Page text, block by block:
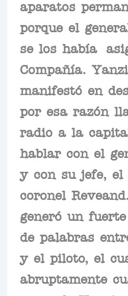
aparatos
porque el
se los había
Compañía.
manifestó en
por esa razón
radio a la
hablar con el
y con su jefe, el
coronel
generó un
de palabras
y el piloto, el
abruptamente